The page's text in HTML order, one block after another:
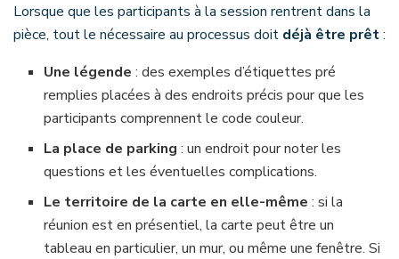
Lorsque que les participants à la session rentrent dans la
pièce, tout le nécessaire au processus doit déjà être prêt:
Une légende : des exemples d’étiquettes pré
remplies placées à des endroits précis pour que les
participants comprennent le code couleur.
La place de parking : un endroit pour noter les
questions et les éventuelles complications.
Le territoire de la carte en elle-même : si la
réunion est en présentiel, la carte peut être un
tableau en particulier, un mur, ou même une fenêtre. Si